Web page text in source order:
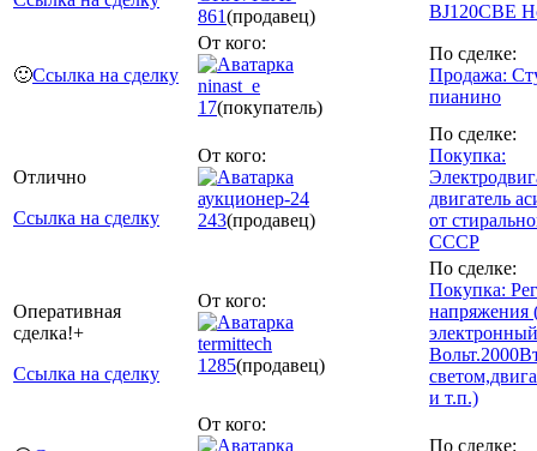
861(продавец)
BJ120CBE
🙂Ссылка на сделку
От кого:
ninast_e
17(покупатель)
По сделке:
Продажа:
пианино
Отлично
Ссылка на сделку
От кого:
аукционер-24
243(продавец)
По сделке:
Покупка:
двигатель
от
СССР
Оперативная
сделка!+
Ссылка на сделку
От кого:
termittech
1285(продавец)
По сделке:
Покупка:
напряжения
и т.п.)
От кого:
По сделке: